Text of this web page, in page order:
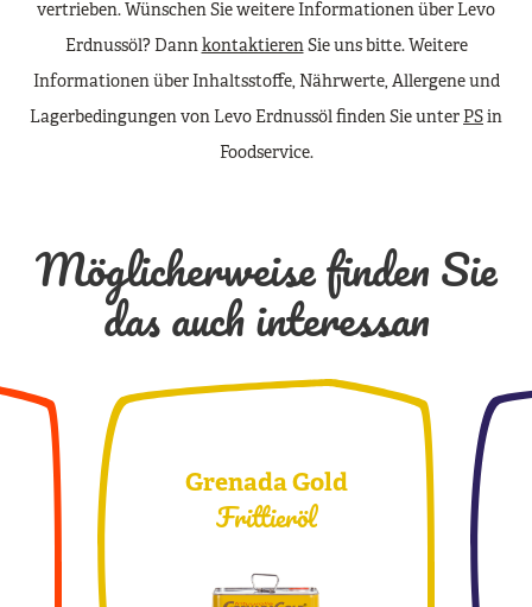
vertrieben. Wünschen Sie weitere Informationen über Levo
Erdnussöl? DannkontaktierenSie uns bitte. Weitere
Informationen über Inhaltsstoffe, Nährwerte, Allergene und
Lagerbedingungen von Levo Erdnussöl finden Sie unterPSin
Foodservice.
Möglicherweise finden Sie
das auch interessan
Grenada Gold
Frittieröl